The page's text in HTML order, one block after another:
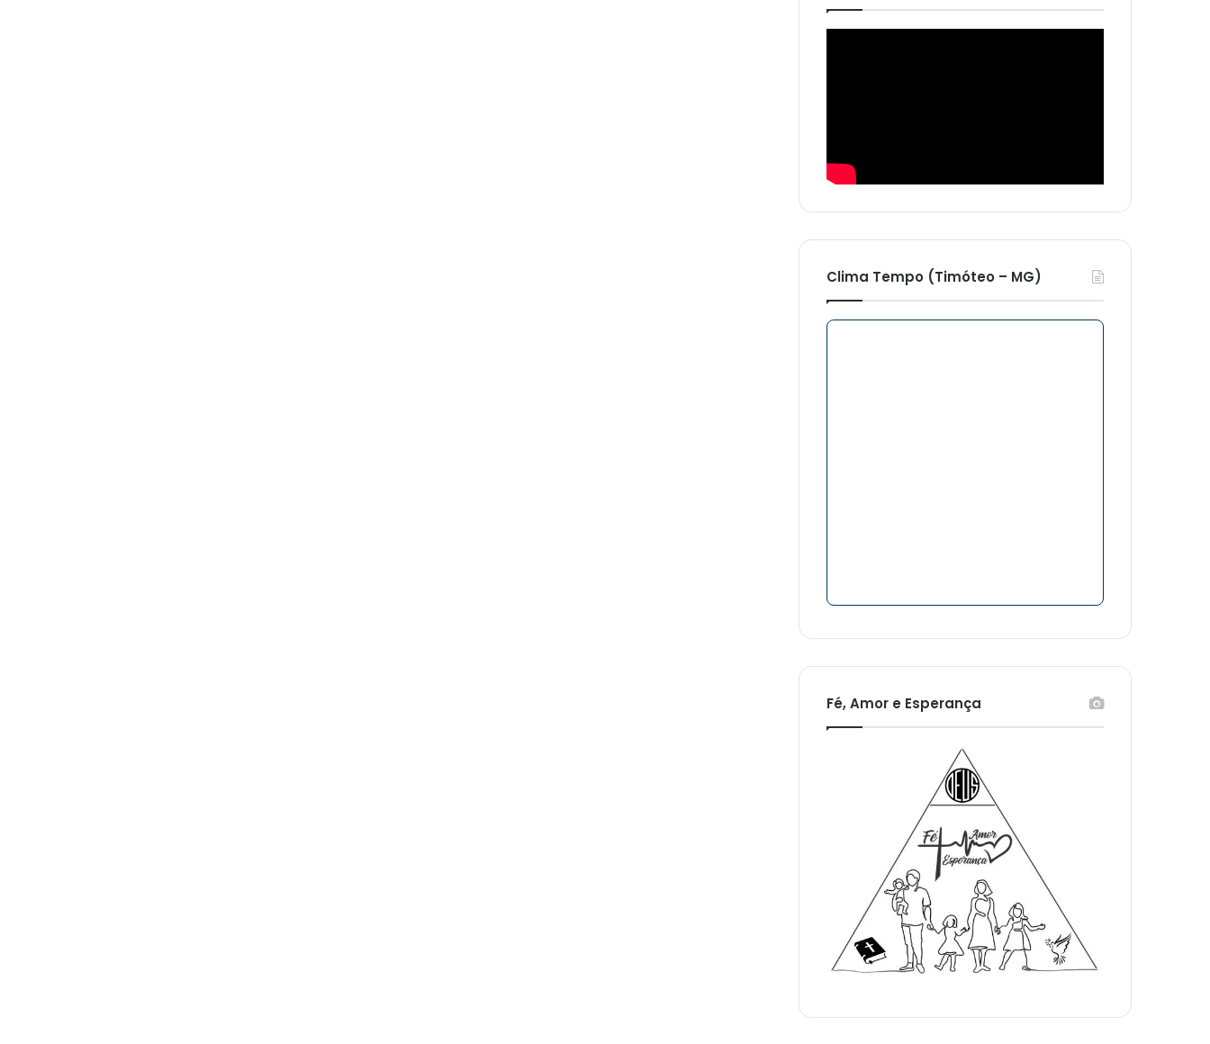
Clima Tempo (Timóteo – MG)
Fé, Amor e Esperança